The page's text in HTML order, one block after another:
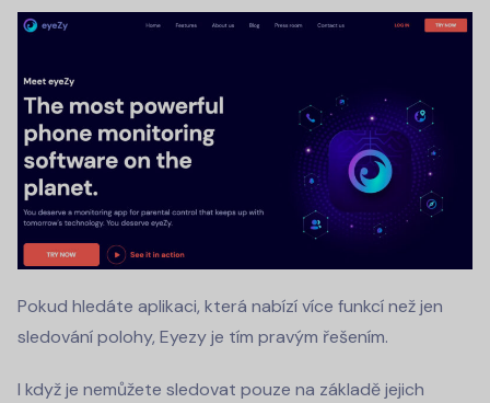
Pokud hledáte aplikaci, která nabízí více funkcí než jen
sledování polohy, Eyezy je tím pravým řešením.
I když je nemůžete sledovat pouze na základě jejich